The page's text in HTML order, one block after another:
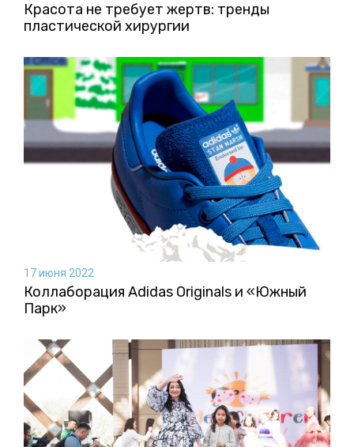
Красота не требует жертв: тренды
пластической хирургии
17 июня 2022
Коллаборация Аdidas Originals и «Южный
Парк»